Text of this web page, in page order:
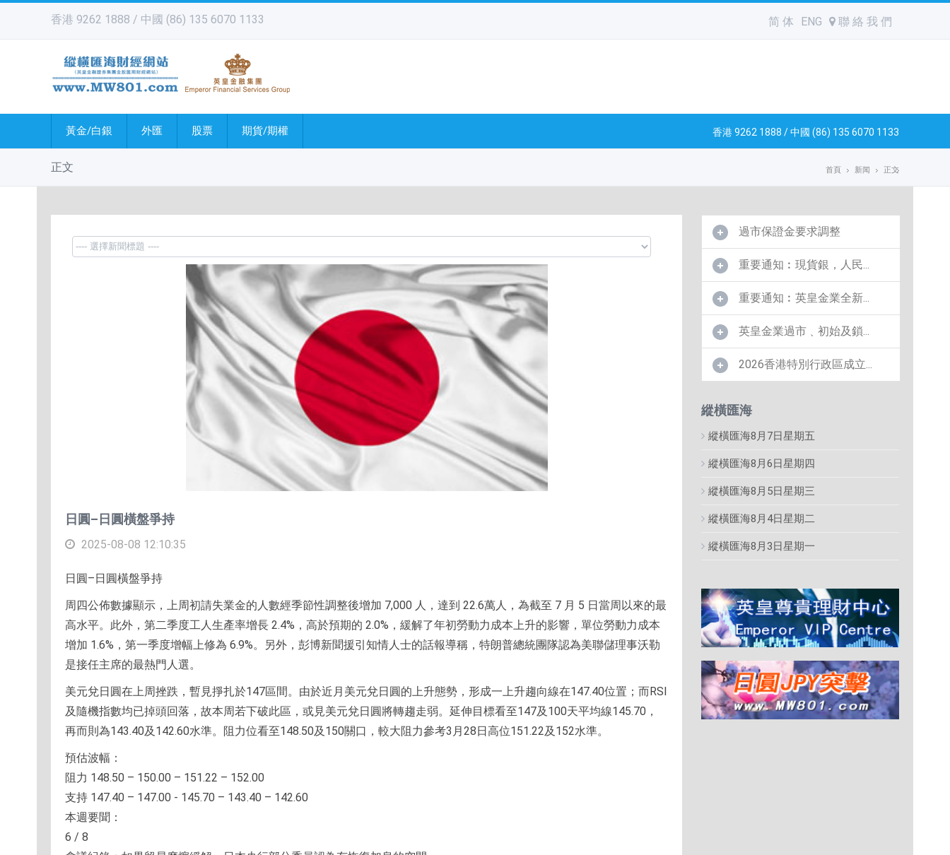
香港 9262 1888 / 中國 (86) 135 6070 1133 简 体 ENG 聯 絡 我 們
黃金/白銀 外匯 股票 期貨/期權 香港 9262 1888 / 中國 (86) 135 6070 1133
正文 首頁 新闻 正文
日圓–日圓橫盤爭持
2025-08-08 12:10:35
日圓–日圓橫盤爭持
周四公佈數據顯示，上周初請失業金的人數經季節性調整後增加 7,000 人，達到 22.6萬人，為截至 7 月 5 日當周以來的最
高水平。此外，第二季度工人生產率增長 2.4%，高於預期的 2.0%，緩解了年初勞動力成本上升的影響，單位勞動力成本
增加 1.6%，第一季度增幅上修為 6.9%。另外，彭博新聞援引知情人士的話報導稱，特朗普總統團隊認為美聯儲理事沃勒
是接任主席的最熱門人選。
美元兌日圓在上周挫跌，暫見掙扎於147區間。由於近月美元兌日圓的上升態勢，形成一上升趨向線在147.40位置；而RSI
及隨機指數均已掉頭回落，故本周若下破此區，或見美元兌日圓將轉趨走弱。延伸目標看至147及100天平均線145.70，
再而則為143.40及142.60水準。阻力位看至148.50及150關口，較大阻力參考3月28日高位151.22及152水準。
預估波幅：
阻力 148.50 – 150.00 – 151.22 – 152.00
支持 147.40 – 147.00 - 145.70 – 143.40 – 142.60
本週要聞：
6 / 8
過市保證金要求調整
重要通知︰現貨銀，人民...
重要通知︰英皇金業全新...
英皇金業過市﹑初始及鎖...
2026香港特別行政區成立...
縱橫匯海
縱橫匯海8月7日星期五
縱橫匯海8月6日星期四
縱橫匯海8月5日星期三
縱橫匯海8月4日星期二
縱橫匯海8月3日星期一